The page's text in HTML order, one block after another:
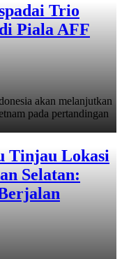
Trio
Piala AFF
akan melanjutkan
pada pertandingan
Tinjau Lokasi
Selatan: